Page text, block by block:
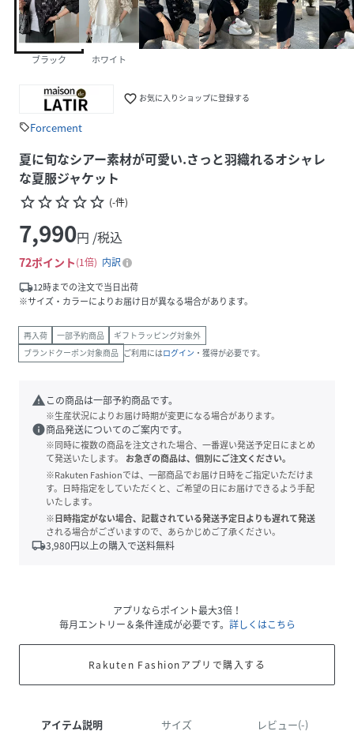
ブラック ホワイト
favorite_border お気に入りショップに登録する
sellForcement
夏に旬なシアー素材が可愛い.さっと羽織れるオシャレ
な夏服ジャケット
star_borderstar_borderstar_borderstar_borderstar_border (-件)
7,990円 /税込
72ポイント 1倍
内訳
local_shipping12時までの注文で当日出荷
※サイズ・カラーによりお届け日が異なる場合があります。
再入荷 一部予約商品
ギフトラッピング対象外
ブランドクーポン対象商品 ご利用にはログイン ・獲得が必要です。
warning この商品は一部予約商品です。
※生産状況によりお届け時期が変更になる場合があります。
info商品発送についてのご案内です。
※同時に複数の商品を注文された場合、一番遅い発送予定日にまとめ
て発送いたします。
お急ぎの商品は、個別にご注文ください。
※Rakuten Fashionでは、一部商品でお届け日時をご指定いただけま
す。日時指定をしていただくと、ご希望の日にお届けできるよう手配
いたします。
※日時指定がない場合、記載されている発送予定日よりも遅れて発送
される場合がございますので、あらかじめご了承ください。
local_shipping3,980円以上の購入で送料無料
アプリならポイント最大3倍！
毎月エントリー＆条件達成が必要です。 詳しくはこちら
Rakuten Fashionアプリで購入する
アイテム説明 サイズ レビュー(-)